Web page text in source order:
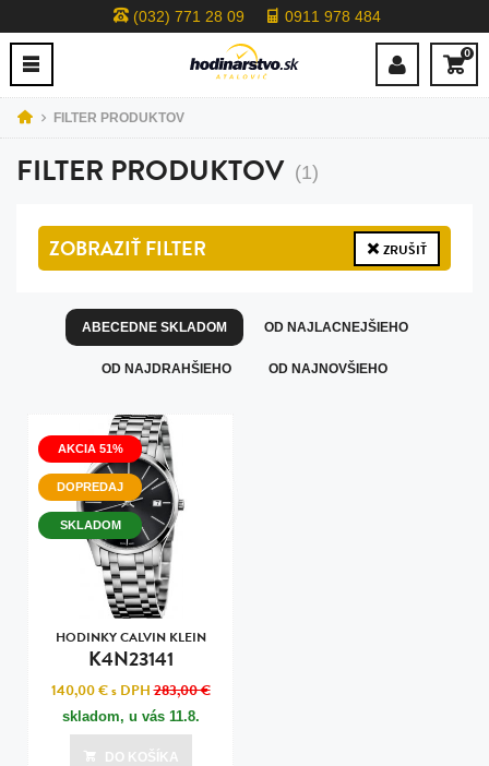
(032) 771 28 09 0911 978 484
0
FILTER PRODUKTOV
FILTER PRODUKTOV (1)
ZOBRAZIŤFILTER ZRUŠIŤ
ABECEDNE SKLADOM OD NAJLACNEJŠIEHO
OD NAJDRAHŠIEHO OD NAJNOVŠIEHO
AKCIA 51%
DOPREDAJ
SKLADOM
HODINKY CALVIN KLEIN
K4N23141
140,00 €s DPH283,00 €
skladom, u vás 11.8.
DO KOŠÍKA